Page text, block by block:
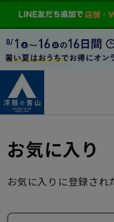
お気に入り
お気に入りに登録され